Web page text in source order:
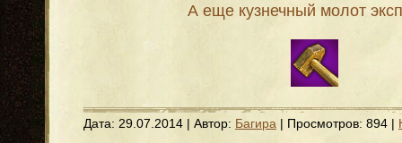
А еще кузнечный молот
Дата: 29.07.2014 | Автор: Багира | Просмотров: 894 |